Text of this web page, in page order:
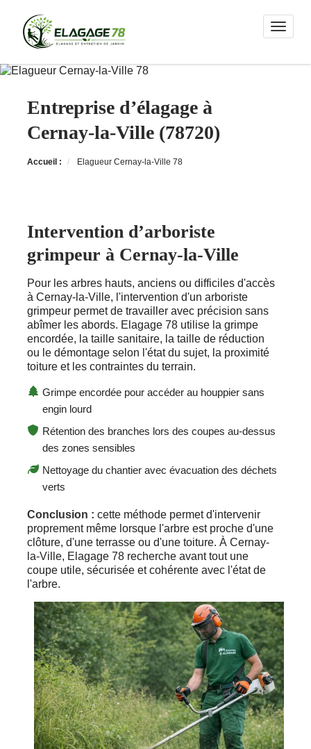
Toggle
Entreprise d’élagage à
Cernay-la-Ville (78720)
Accueil : Elagueur Cernay-la-Ville 78
Intervention d’arboriste
grimpeur à Cernay-la-Ville
Pour les arbres hauts, anciens ou difficiles d'accès
à Cernay-la-Ville, l'intervention d'un arboriste
grimpeur permet de travailler avec précision sans
abîmer les abords. Elagage 78 utilise la grimpe
encordée, la taille sanitaire, la taille de réduction
ou le démontage selon l'état du sujet, la proximité
toiture et les contraintes du terrain.
Grimpe encordée pour accéder au houppier sans
engin lourd
Rétention des branches lors des coupes au-dessus
des zones sensibles
Nettoyage du chantier avec évacuation des déchets
verts
Conclusion : cette méthode permet d'intervenir
proprement même lorsque l'arbre est proche d'une
clôture, d'une terrasse ou d'une toiture. À Cernay-
la-Ville, Elagage 78 recherche avant tout une
coupe utile, sécurisée et cohérente avec l'état de
l'arbre.